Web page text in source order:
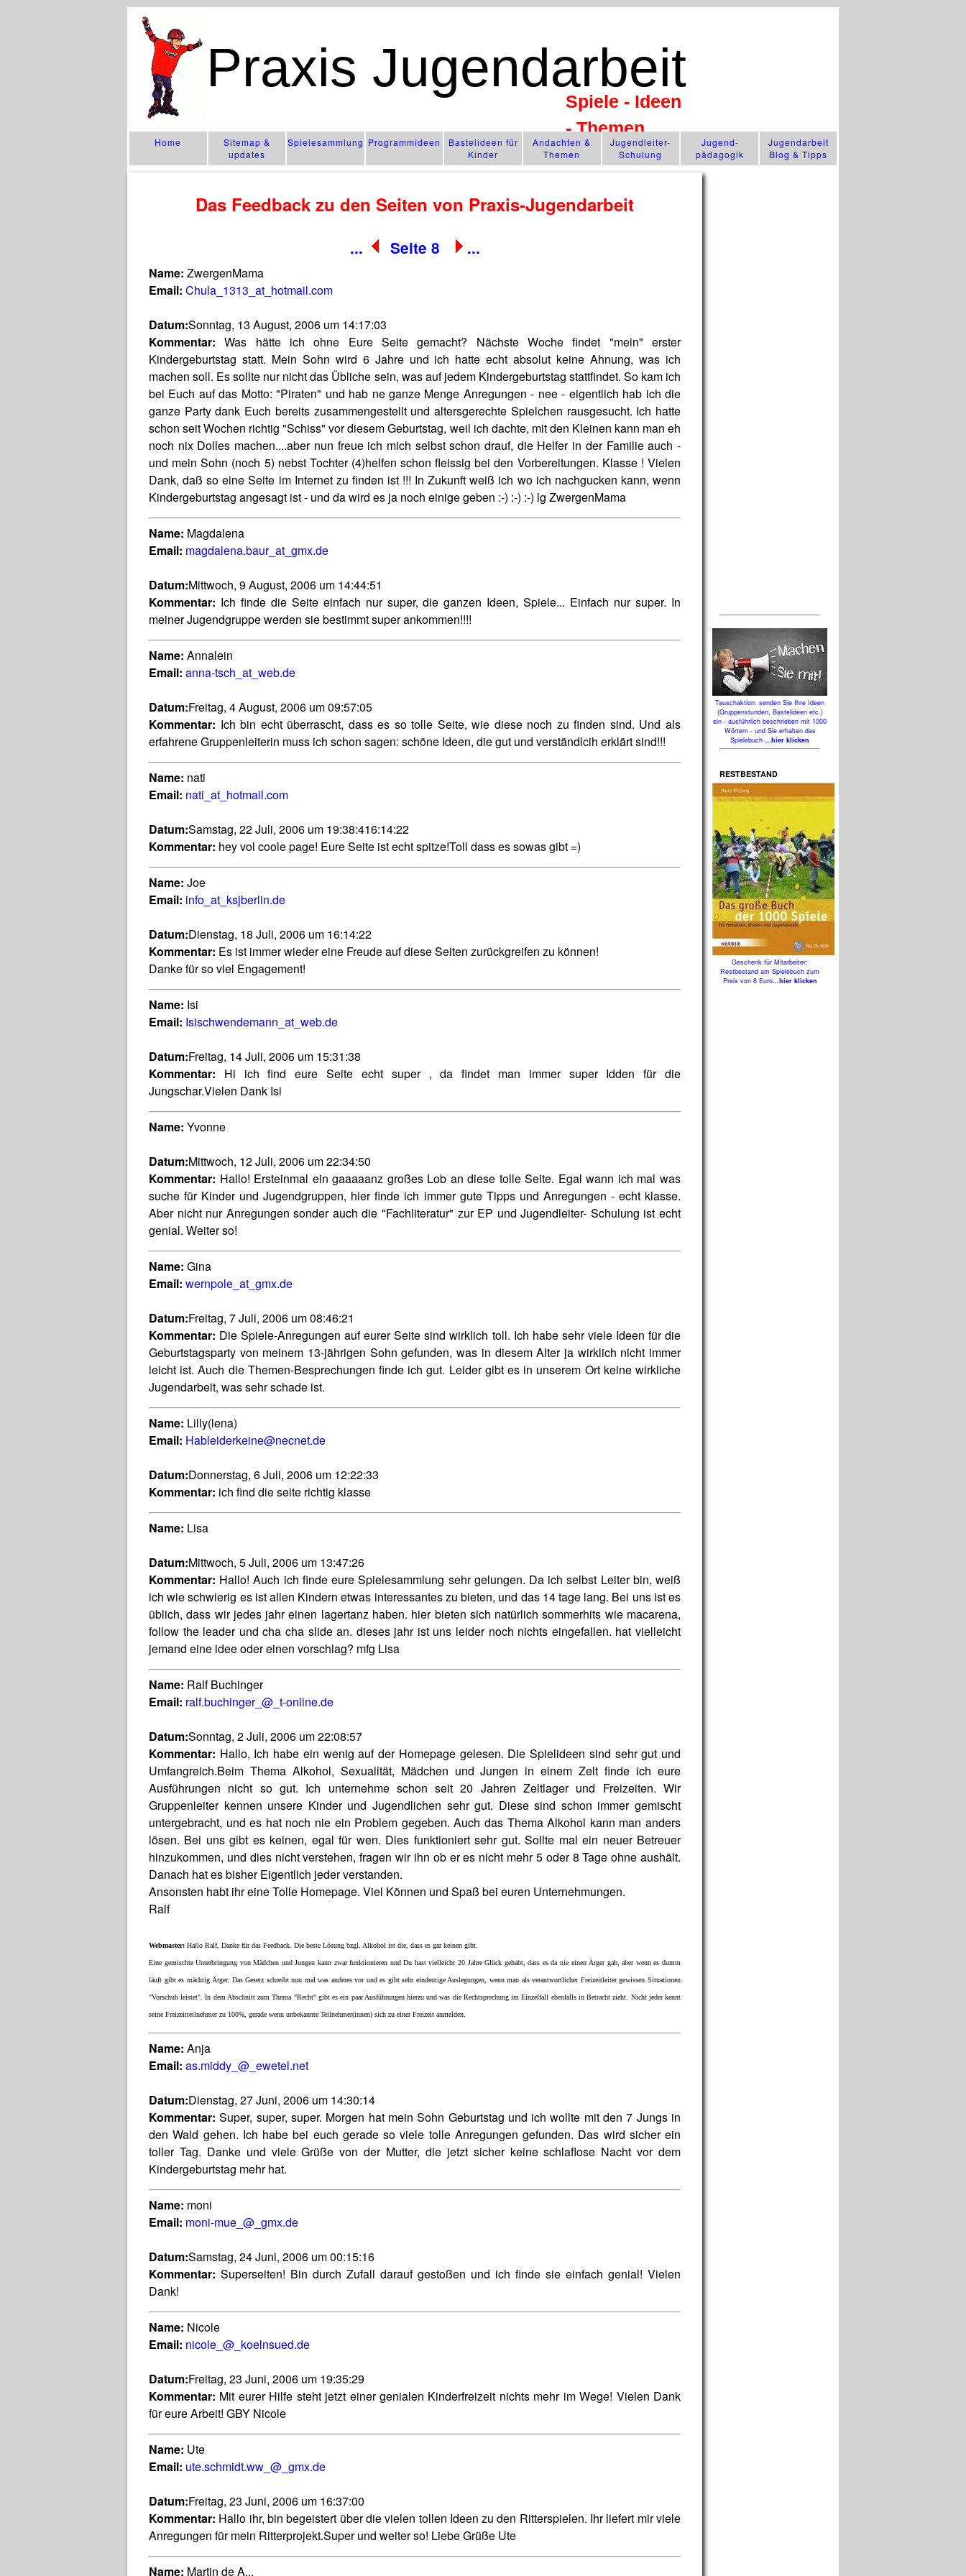
Praxis Jugendarbeit
Spiele - Ideen
- Themen
Home
Sitemap &
updates
Spiele­sammlung Programm­ideen
Bastelideen für
Kinder
Andachten &
Themen
Jugendleiter-
Schulung
Jugend­
pädagogik
Jugendarbeit
Blog & Tipps
Tauschaktion: senden Sie Ihre Ideen
(Gruppenstunden, Bastelideen etc.)
ein - ausführlich beschrieben mit 1000
Wörtern - und Sie erhalten das
Spielebuch ...hier klicken
RESTBESTAND
Geschenk für Mitarbeiter:
Restbestand am Spielebuch zum
Preis von 8 Euro...hier klicken
Das Feedback zu den Seiten von Praxis-Jugendarbeit
... Seite 8 ...
Name: ZwergenMama
Email: Chula_1313_at_hotmail.com
Datum:Sonntag, 13 August, 2006 um 14:17:03
Kommentar: Was hätte ich ohne Eure Seite gemacht? Nächste Woche findet "mein" erster
Kindergeburtstag statt. Mein Sohn wird 6 Jahre und ich hatte echt absolut keine Ahnung, was ich
machen soll. Es sollte nur nicht das Übliche sein, was auf jedem Kindergeburtstag stattfindet. So kam ich
bei Euch auf das Motto: "Piraten" und hab ne ganze Menge Anregungen - nee - eigentlich hab ich die
ganze Party dank Euch bereits zusammengestellt und altersgerechte Spielchen rausgesucht. Ich hatte
schon seit Wochen richtig "Schiss" vor diesem Geburtstag, weil ich dachte, mit den Kleinen kann man eh
noch nix Dolles machen....aber nun freue ich mich selbst schon drauf, die Helfer in der Familie auch -
und mein Sohn (noch 5) nebst Tochter (4)helfen schon fleissig bei den Vorbereitungen. Klasse ! Vielen
Dank, daß so eine Seite im Internet zu finden ist !!! In Zukunft weiß ich wo ich nachgucken kann, wenn
Kindergeburtstag angesagt ist - und da wird es ja noch einige geben :-) :-) :-) lg ZwergenMama
Name: Magdalena
Email: magdalena.baur_at_gmx.de
Datum:Mittwoch, 9 August, 2006 um 14:44:51
Kommentar: Ich finde die Seite einfach nur super, die ganzen Ideen, Spiele... Einfach nur super. In
meiner Jugendgruppe werden sie bestimmt super ankommen!!!!
Name: Annalein
Email: anna-tsch_at_web.de
Datum:Freitag, 4 August, 2006 um 09:57:05
Kommentar: Ich bin echt überrascht, dass es so tolle Seite, wie diese noch zu finden sind. Und als
erfahrene Gruppenleiterin muss ich schon sagen: schöne Ideen, die gut und verständlcih erklärt sind!!!
Name: nati
Email: nati_at_hotmail.com
Datum:Samstag, 22 Juli, 2006 um 19:38:416:14:22
Kommentar: hey vol coole page! Eure Seite ist echt spitze!Toll dass es sowas gibt =)
Name: Joe
Email: info_at_ksjberlin.de
Datum:Dienstag, 18 Juli, 2006 um 16:14:22
Kommentar: Es ist immer wieder eine Freude auf diese Seiten zurückgreifen zu können!
Danke für so viel Engagement!
Name: Isi
Email: Isischwendemann_at_web.de
Datum:Freitag, 14 Juli, 2006 um 15:31:38
Kommentar: Hi ich find eure Seite echt super , da findet man immer super Idden für die
Jungschar.Vielen Dank Isi
Name: Yvonne
Datum:Mittwoch, 12 Juli, 2006 um 22:34:50
Kommentar: Hallo! Ersteinmal ein gaaaaanz großes Lob an diese tolle Seite. Egal wann ich mal was
suche für Kinder und Jugendgruppen, hier finde ich immer gute Tipps und Anregungen - echt klasse.
Aber nicht nur Anregungen sonder auch die "Fachliteratur" zur EP und Jugendleiter- Schulung ist echt
genial. Weiter so!
Name: Gina
Email: wernpole_at_gmx.de
Datum:Freitag, 7 Juli, 2006 um 08:46:21
Kommentar: Die Spiele-Anregungen auf eurer Seite sind wirklich toll. Ich habe sehr viele Ideen für die
Geburtstagsparty von meinem 13-jährigen Sohn gefunden, was in diesem Alter ja wirklich nicht immer
leicht ist. Auch die Themen-Besprechungen finde ich gut. Leider gibt es in unserem Ort keine wirkliche
Jugendarbeit, was sehr schade ist.
Name: Lilly(lena)
Email: Hableiderkeine@necnet.de
Datum:Donnerstag, 6 Juli, 2006 um 12:22:33
Kommentar: ich find die seite richtig klasse
Name: Lisa
Datum:Mittwoch, 5 Juli, 2006 um 13:47:26
Kommentar: Hallo! Auch ich finde eure Spielesammlung sehr gelungen. Da ich selbst Leiter bin, weiß
ich wie schwierig es ist allen Kindern etwas interessantes zu bieten, und das 14 tage lang. Bei uns ist es
üblich, dass wir jedes jahr einen lagertanz haben. hier bieten sich natürlich sommerhits wie macarena,
follow the leader und cha cha slide an. dieses jahr ist uns leider noch nichts eingefallen. hat vielleicht
jemand eine idee oder einen vorschlag? mfg Lisa
Name: Ralf Buchinger
Email: ralf.buchinger_@_t-online.de
Datum:Sonntag, 2 Juli, 2006 um 22:08:57
Kommentar: Hallo, Ich habe ein wenig auf der Homepage gelesen. Die Spielideen sind sehr gut und
Umfangreich.Beim Thema Alkohol, Sexualität, Mädchen und Jungen in einem Zelt finde ich eure
Ausführungen nicht so gut. Ich unternehme schon seit 20 Jahren Zeltlager und Freizeiten. Wir
Gruppenleiter kennen unsere Kinder und Jugendlichen sehr gut. Diese sind schon immer gemischt
untergebracht, und es hat noch nie ein Problem gegeben. Auch das Thema Alkohol kann man anders
lösen. Bei uns gibt es keinen, egal für wen. Dies funktioniert sehr gut. Sollte mal ein neuer Betreuer
hinzukommen, und dies nicht verstehen, fragen wir ihn ob er es nicht mehr 5 oder 8 Tage ohne aushält.
Danach hat es bisher Eigentlich jeder verstanden.
Ansonsten habt ihr eine Tolle Homepage. Viel Können und Spaß bei euren Unternehmungen.
Ralf
Webmaster: Hallo Ralf, Danke für das Feedback. Die beste Lösung bzgl. Alkohol ist die, dass es gar keinen gibt.
Eine gemischte Unterbringung von Mädchen und Jungen kann zwar funktionieren und Du hast vielleicht 20 Jahre Glück gehabt, dass es da nie einen Ärger gab, aber wenn es dumm
läuft gibt es mächtig Ärger. Das Gesetz schreibt nun mal was anderes vor und es gibt sehr eindeutige Auslegungen, wenn man als verantwortlicher Freizeitleiter gewissen Situationen
"Vorschub leistet". In dem Abschnitt zum Thema "Recht" gibt es ein paar Ausführungen hierzu und was die Rechtsprechung im Einzelfall ebenfalls in Betracht zieht. Nicht jeder kennt
seine Freizeitteilnehmer zu 100%, gerade wenn unbekannte Teilnehmer(innen) sich zu einer Freizeit anmelden.
Name: Anja
Email: as.middy_@_ewetel.net
Datum:Dienstag, 27 Juni, 2006 um 14:30:14
Kommentar: Super, super, super. Morgen hat mein Sohn Geburtstag und ich wollte mit den 7 Jungs in
den Wald gehen. Ich habe bei euch gerade so viele tolle Anregungen gefunden. Das wird sicher ein
toller Tag. Danke und viele Grüße von der Mutter, die jetzt sicher keine schlaflose Nacht vor dem
Kindergeburtstag mehr hat.
Name: moni
Email: moni-mue_@_gmx.de
Datum:Samstag, 24 Juni, 2006 um 00:15:16
Kommentar: Superseiten! Bin durch Zufall darauf gestoßen und ich finde sie einfach genial! Vielen
Dank!
Name: Nicole
Email: nicole_@_koelnsued.de
Datum:Freitag, 23 Juni, 2006 um 19:35:29
Kommentar: Mit eurer Hilfe steht jetzt einer genialen Kinderfreizeit nichts mehr im Wege! Vielen Dank
für eure Arbeit! GBY Nicole
Name: Ute
Email: ute.schmidt.ww_@_gmx.de
Datum:Freitag, 23 Juni, 2006 um 16:37:00
Kommentar: Hallo ihr, bin begeistert über die vielen tollen Ideen zu den Ritterspielen. Ihr liefert mir viele
Anregungen für mein Ritterprojekt.Super und weiter so! Liebe Grüße Ute
Name: Martin de A...